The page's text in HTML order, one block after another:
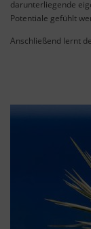
darunterliegende
Potentiale gefühlt
Anschließend lernt